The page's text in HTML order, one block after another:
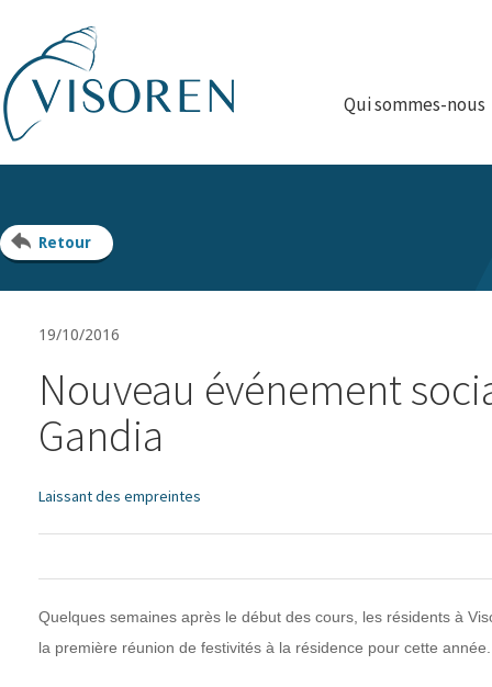
Qui sommes-nous
Retour
19/10/2016
Nouveau événement
Gandia
Laissant des empreintes
Quelques semaines après le début des cours, les résidents à
la première réunion de festivités à la résidence pour cette année.